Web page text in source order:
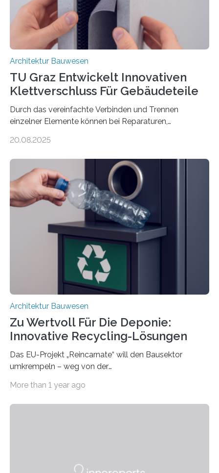
dem Stahlstäbe zur…
Architektur Bauwesen
TU Graz Entwickelt Innovativen
Klettverschluss Für Gebäudeteile
Durch das vereinfachte Verbinden und Trennen
einzelner Elemente können bei Reparaturen,
Material und Bauschutt eingespart werden. Ein
Projekt ReCon gemeinsam mit Unternehmenspartnern
ein Klett-Verbindungssystem für Gebäude entwickelt:
Damit lassen sich unterschiedliche Gebäudeteile
resilient verbinden und bei Bedarf einfach voneinander
trennen. Der Fokus lag auf der Verbindung von
Bauteilen mit unterschiedlicher Lebensdauer, bei denen
irreversible Verbindungen den Austausch üblicherweise
erschweren. Hierzu untersuchten die Forschenden zwei
unterschiedliche Zugänge. Einerseits klebten sie…
20.08.2025
Architektur Bauwesen
Zu Wertvoll Für Die Deponie:
Innovative Recycling-Lösungen
Das EU-Projekt „Reincarnate“ will den Bausektor
umkrempeln – weg von der
Kreislaufwirtschaft Bei dem schwedischen
More than 1 year ago